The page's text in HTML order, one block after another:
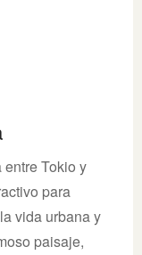
Tokio y
para
vida urbana y
paisaje,